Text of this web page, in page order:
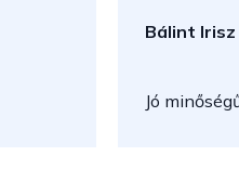
Bálint Irisz
Az áruház
Jó